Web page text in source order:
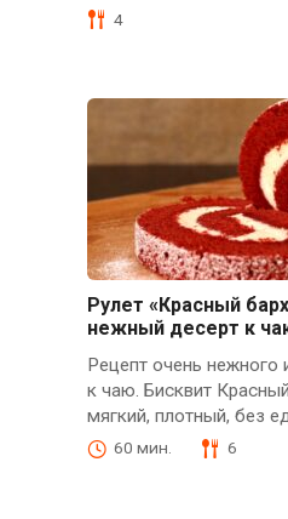
4
Рулет «Красный
нежный десерт к
Рецепт очень нежного
к чаю. Бисквит
мягкий, плотный, без
60 мин. 6